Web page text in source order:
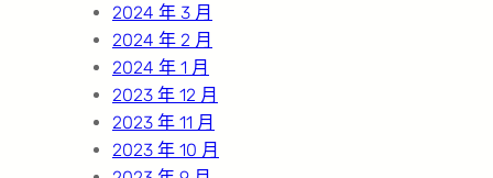
2024 年 3 月
2024 年 2 月
2024 年 1 月
2023 年 12 月
2023 年 11 月
2023 年 10 月